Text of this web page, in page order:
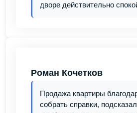
дворе действительно
Роман Кочетков
Продажа квартиры
собрать справки,